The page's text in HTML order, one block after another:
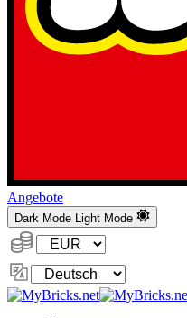
Angebote
Dark Mode Light Mode
Währung:
Sprache
ändern